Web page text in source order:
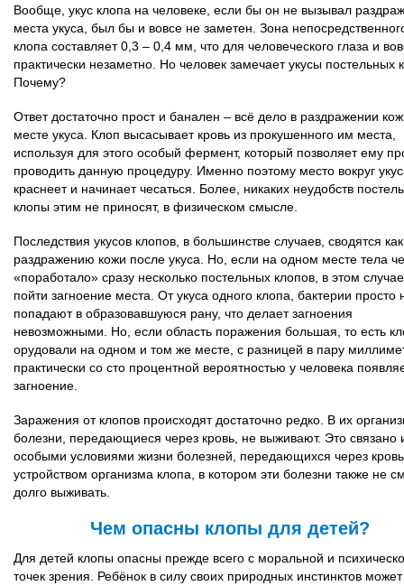
Вообще, укус клопа на человеке, если бы он не вызывал
места укуса, был бы и вовсе не заметен. Зона
клопа составляет 0,3 – 0,4 мм, что для человеческого глаза и
практически незаметно. Но человек замечает укусы постельных
Почему?
Ответ достаточно прост и банален – всё дело в раздражении
месте укуса. Клоп высасывает кровь из прокушенного им места,
используя для этого особый фермент, который позволяет ему
проводить данную процедуру. Именно поэтому место вокруг
краснеет и начинает чесаться. Более, никаких неудобств
клопы этим не приносят, в физическом смысле.
Последствия укусов клопов, в большинстве случаев, сводятся
раздражению кожи после укуса. Но, если на одном месте тела
«поработало» сразу несколько постельных клопов, в этом
пойти загноение места. От укуса одного клопа, бактерии просто
попадают в образовавшуюся рану, что делает загноения
невозможными. Но, если область поражения большая, то есть
орудовали на одном и том же месте, с разницей в пару
практически со сто процентной вероятностью у человека
загноение.
Заражения от клопов происходят достаточно редко. В их
болезни, передающиеся через кровь, не выживают. Это связано
особыми условиями жизни болезней, передающихся через
устройством организма клопа, в котором эти болезни также не
долго выживать.
Чем опасны клопы для детей?
Для детей клопы опасны прежде всего с моральной и
точек зрения. Ребёнок в силу своих природных инстинктов может